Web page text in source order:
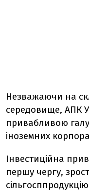
Незважаючи на
середовище, АПК
привабливою
іноземних
Інвестиційна
першу чергу,